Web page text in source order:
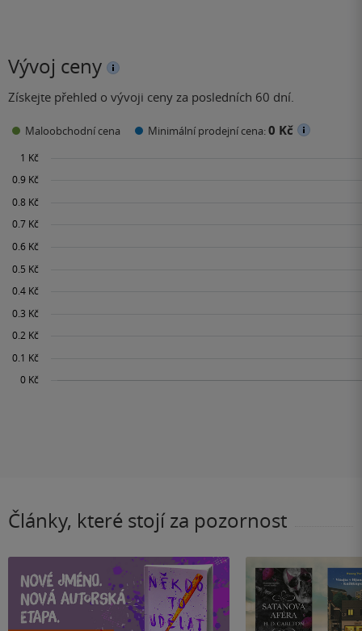
Vývoj ceny
Získejte přehled o vývoji ceny za posledních 60 dní.
Maloobchodní cena Minimální prodejní cena:0 Kč
Články, které stojí za pozornost